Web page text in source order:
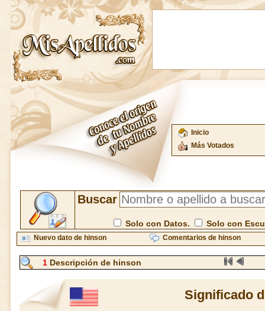
Inicio
Más Votados
Buscar
Solo con Datos. Solo con
Nuevo dato de hinson Comentarios de hinson
1 Descripción de hinson
Significado